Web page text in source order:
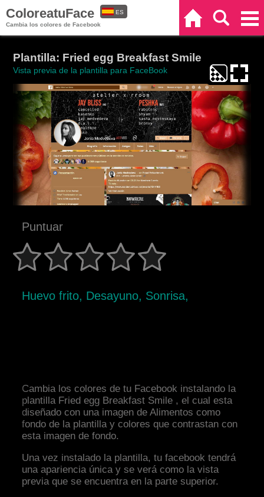
ColoreatuFace
Cambia los colores de Facebook
ES
Plantilla: Fried egg Breakfast Smile
Vista previa de la plantilla para FaceBook
Puntuar
Huevo frito, Desayuno, Sonrisa,
Cambia los colores de tu Facebook instalando la
plantilla Fried egg Breakfast Smile , el cual esta
diseñado con una imagen de Alimentos como
fondo de la plantilla y colores que contrastan con
esta imagen de fondo.
Una vez instalado la plantilla, tu facebook tendrá
una apariencia única y se verá como la vista
previa que se encuentra en la parte superior.